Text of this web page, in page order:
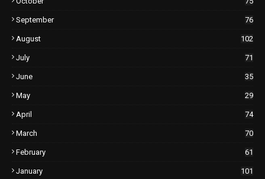
September 76
August 102
July 71
June 35
May 29
April 74
March 70
February 61
January 101